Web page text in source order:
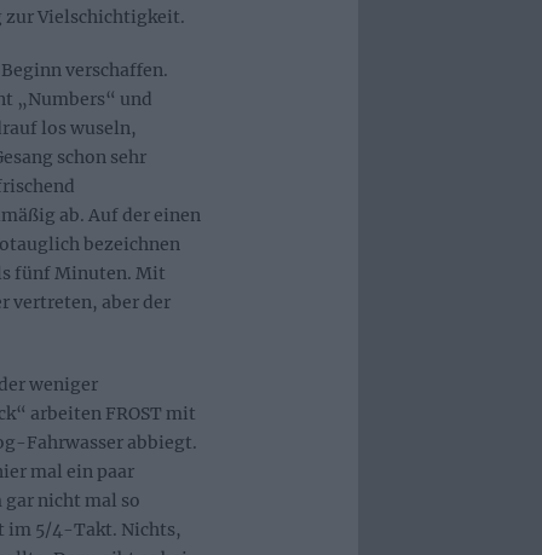
Vielschichtigkeit.
verschaffen.
„Numbers“ und
los wuseln,
schon sehr
ab. Auf der einen
bezeichnen
fünf Minuten. Mit
vertreten, aber der
weniger
arbeiten FROST mit
Fahrwasser abbiegt.
mal ein paar
nicht mal so
im 5/4-Takt. Nichts,